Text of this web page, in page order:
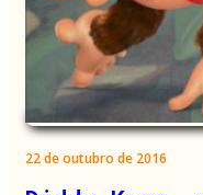
22 de outubro de 2016